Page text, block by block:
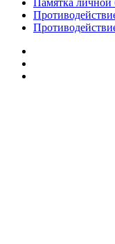
Памятка личной